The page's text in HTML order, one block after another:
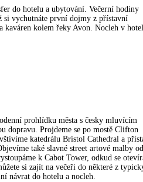
do hotelu a ubytování. Večerní hodiny
si vychutnáte první dojmy z přístavní
kolem řeky Avon. Nocleh v
prohlídku města s česky mluvícím
dopravu. Projdeme se po mostě Clifton
katedrálu Bristol Cathedral a
také slavné street artové malby od
k Cabot Tower, odkud se
si zajít na večeři do některé z
návrat do hotelu a nocleh.